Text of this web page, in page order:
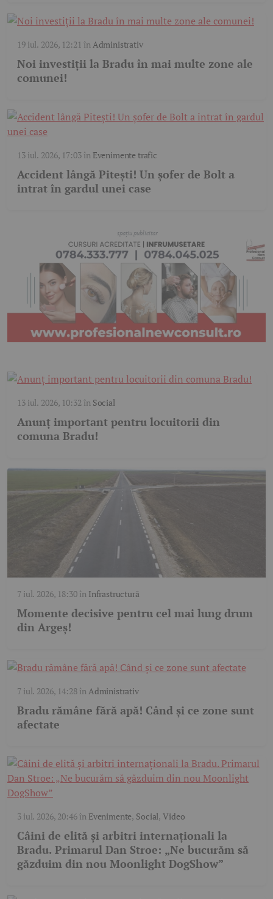
19 iul. 2026, 12:21 înAdministrativ
Noi investiții la Bradu în mai multe zone ale
comunei!
13 iul. 2026, 17:03în Evenimente trafic
Accident lângă Pitești! Un șofer de Bolt a
intrat în gardul unei case
13 iul. 2026, 10:32 în Social
Anunț important pentru locuitorii din
comuna Bradu!
7 iul. 2026, 18:30în Infrastructură
Momente decisive pentru cel mai lung drum
din Argeș!
7 iul. 2026, 14:28în Administrativ
Bradu rămâne fără apă! Când și ce zone sunt
afectate
3 iul. 2026, 20:46în Evenimente, Social,Video
Câini de elită și arbitri internaționali la
Bradu. Primarul Dan Stroe: „Ne bucurăm să
găzduim din nou Moonlight DogShow”